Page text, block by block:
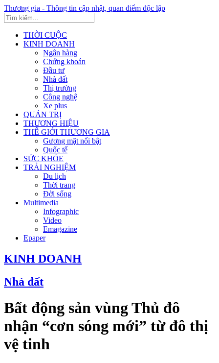
Thương gia - Thông tin cập nhật, quan điểm độc lập
THỜI CUỘC
KINH DOANH
Ngân hàng
Chứng khoán
Đầu tư
Nhà đất
Thị trường
Công nghệ
Xe plus
QUẢN TRỊ
THƯƠNG HIỆU
THẾ GIỚI THƯƠNG GIA
Gương mặt nổi bật
Quốc tế
SỨC KHỎE
TRẢI NGHIỆM
Du lịch
Thời trang
Đời sống
Multimedia
Infographic
Video
Emagazine
Epaper
KINH DOANH
Nhà đất
Bất động sản vùng Thủ đô
nhận “cơn sóng mới” từ đô thị
vệ tinh